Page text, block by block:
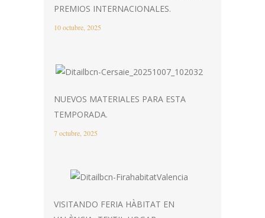
PREMIOS INTERNACIONALES.
10 octubre, 2025
NUEVOS MATERIALES PARA ESTA
TEMPORADA.
7 octubre, 2025
VISITANDO FERIA HÀBITAT EN